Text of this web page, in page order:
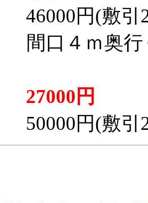
円(敷引
口４ｍ奥行
27000円
円(敷引